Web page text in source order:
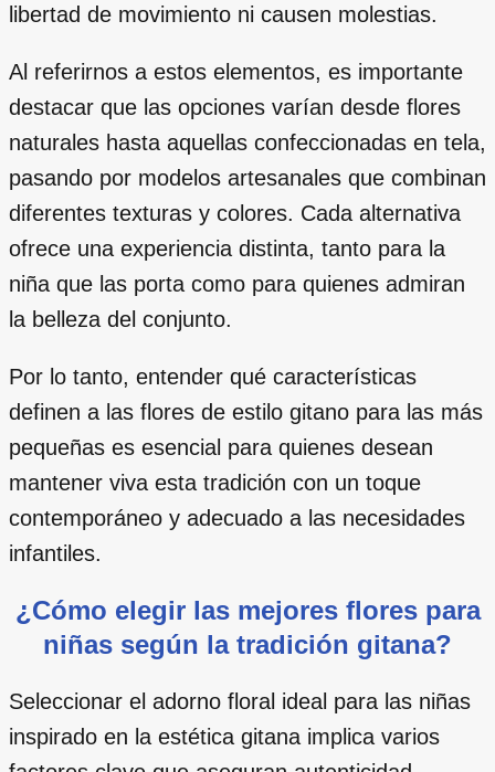
libertad de movimiento ni causen molestias.
Al referirnos a estos elementos, es importante
destacar que las opciones varían desde flores
naturales hasta aquellas confeccionadas en tela,
pasando por modelos artesanales que combinan
diferentes texturas y colores. Cada alternativa
ofrece una experiencia distinta, tanto para la
niña que las porta como para quienes admiran
la belleza del conjunto.
Por lo tanto, entender qué características
definen a las flores de estilo gitano para las más
pequeñas es esencial para quienes desean
mantener viva esta tradición con un toque
contemporáneo y adecuado a las necesidades
infantiles.
¿Cómo elegir las mejores flores para
niñas según la tradición gitana?
Seleccionar el adorno floral ideal para las niñas
inspirado en la estética gitana implica varios